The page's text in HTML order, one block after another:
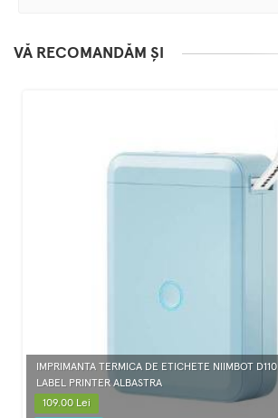
VĂ RECOMANDĂM ȘI
IMPRIMANTA TERMICA DE ETICHETE NIIMBOT
LABEL PRINTER ALBASTRA
109.00 Lei